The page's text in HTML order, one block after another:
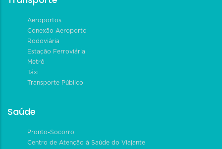
Aeroportos
Conexão Aeroporto
Rodoviária
Estação Ferroviária
Metrô
Táxi
Transporte Público
Saúde
Pronto-Socorro
Centro de Atenção à Saúde do Viajante